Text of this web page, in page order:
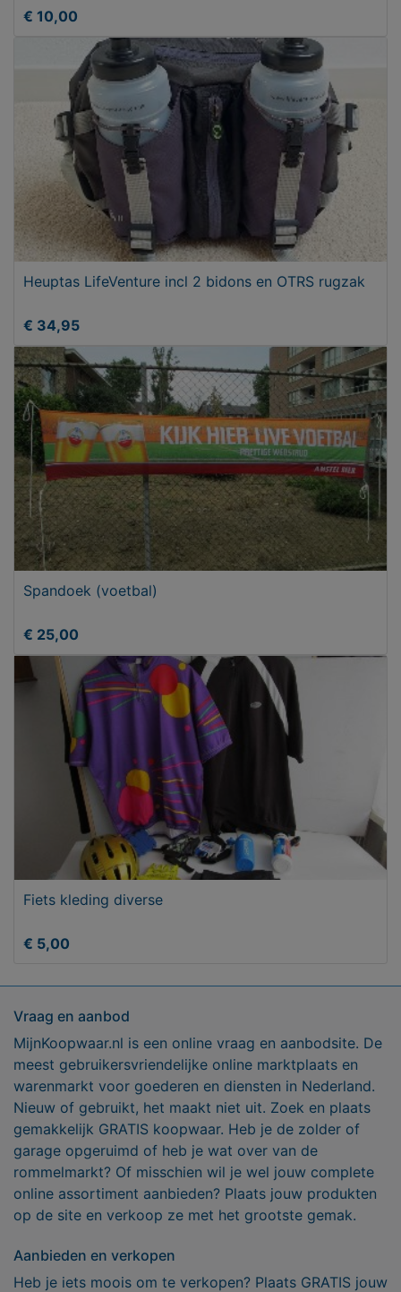
€ 10,00
Heuptas LifeVenture incl 2 bidons en OTRS rugzak
€ 34,95
Spandoek (voetbal)
€ 25,00
Fiets kleding diverse
€ 5,00
Vraag en aanbod
MijnKoopwaar.nl is een online vraag en aanbodsite. De
meest gebruikersvriendelijke online marktplaats en
warenmarkt voor goederen en diensten in Nederland.
Nieuw of gebruikt, het maakt niet uit. Zoek en plaats
gemakkelijk GRATIS koopwaar. Heb je de zolder of
garage opgeruimd of heb je wat over van de
rommelmarkt? Of misschien wil je wel jouw complete
online assortiment aanbieden? Plaats jouw produkten
op de site en verkoop ze met het grootste gemak.
Aanbieden en verkopen
Heb je iets moois om te verkopen? Plaats GRATIS jouw